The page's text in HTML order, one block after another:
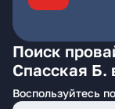
Поиск
Спасская Б.
Воспользуйтесь